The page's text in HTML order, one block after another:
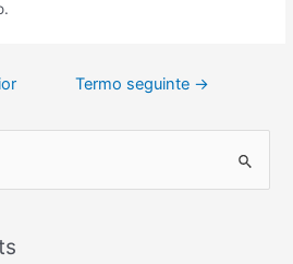
Termo seguinte →